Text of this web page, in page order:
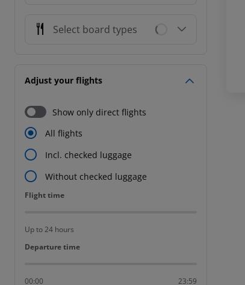
Select board types
Adjust your flights
Show only direct flights
All flights
Incl. checked luggage
Without checked luggage
Flight time
Flight time
Up to 24 hours
Departure time
Departure time
00:00 23:59